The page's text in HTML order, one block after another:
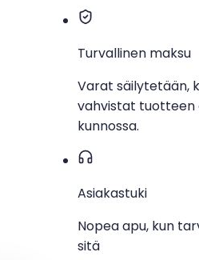
Turvallinen maksu
Varat säilytetään,
vahvistat tuotteen
kunnossa.
Asiakastuki
Nopea apu, kun
sitä